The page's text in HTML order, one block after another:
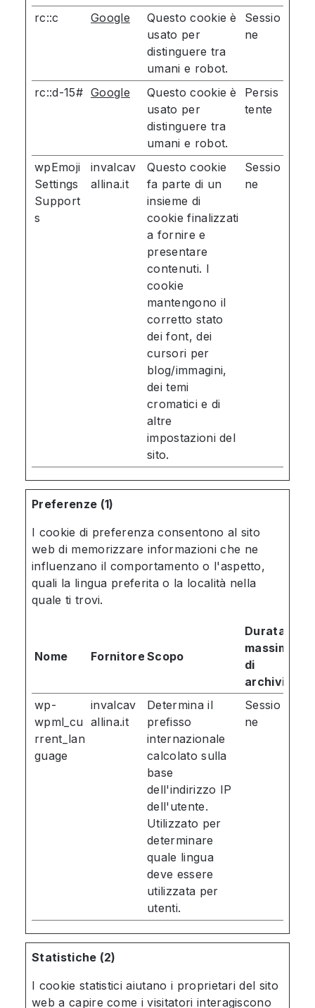
rc::c
Google
Questo cookie è
usato per
distinguere tra
umani e robot.
Sessio
ne
rc::d-15# Google
Questo cookie è
usato per
distinguere tra
umani e robot.
Persis
tente
wpEmoji
Settings
Support
s
invalcav
allina.it
Questo cookie
fa parte di un
insieme di
cookie finalizzati
a fornire e
presentare
contenuti. I
cookie
mantengono il
corretto stato
dei font, dei
cursori per
blog/immagini,
dei temi
cromatici e di
altre
impostazioni del
sito.
Sessio
ne
Preferenze (1)
I cookie di preferenza consentono al sito
web di memorizzare informazioni che ne
influenzano il comportamento o l'aspetto,
quali la lingua preferita o la località nella
quale ti trovi.
Nome Fornitore Scopo
Durata
massima
di
wp-
wpml_cu
rrent_lan
guage
invalcav
allina.it
Determina il
prefisso
internazionale
calcolato sulla
base
dell'indirizzo IP
dell'utente.
Utilizzato per
determinare
quale lingua
deve essere
utilizzata per
utenti.
Sessio
ne
Statistiche (2)
I cookie statistici aiutano i proprietari del sito
web a capire come i visitatori interagiscono